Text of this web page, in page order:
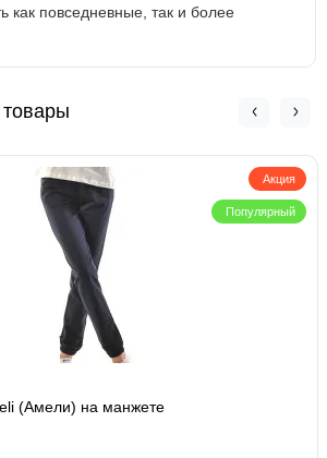
как повседневные, так и более
Акция
Популярный
(Амели) на манжете